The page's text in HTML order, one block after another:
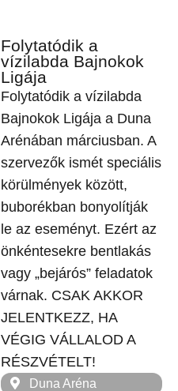
Folytatódik a
vízilabda Bajnokok
Ligája
Folytatódik a vízilabda
Bajnokok Ligája a Duna
Arénában márciusban. A
szervezők ismét speciális
körülmények között,
buborékban bonyolítják
le az eseményt. Ezért az
önkéntesekre bentlakás
vagy „bejárós” feladatok
várnak. CSAK AKKOR
JELENTKEZZ, HA
VÉGIG VÁLLALOD A
RÉSZVÉTELT!
Duna Aréna